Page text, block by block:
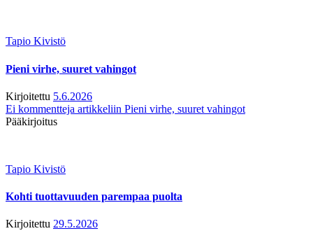
Tapio Kivistö
Pieni virhe, suuret vahingot
Kirjoitettu 5.6.2026
Ei kommentteja artikkeliin Pieni virhe, suuret vahingot
Pääkirjoitus
Tapio Kivistö
Kohti tuottavuuden parempaa puolta
Kirjoitettu 29.5.2026